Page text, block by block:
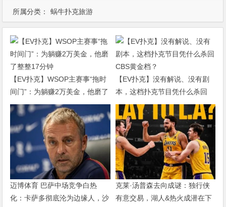
所属分类： 蜗牛扑克旅游
【EV扑克】WSOP主赛事“拖时
间门”：为躺赚2万美金，他磨了
整整17分钟
【EV扑克】没有解说、没有剧
本，这档扑克节目凭什么杀回
CBS黄金档？
迈博体育 巴萨中场竞争白热
化：卡萨多彻底沦为边缘人，沙
克莱·汤普森去向成谜：独行侠
有意交易，湖人&热火成潜在下